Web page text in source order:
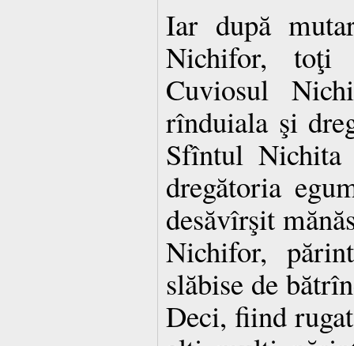
Iar după
Nichifor,
Cuviosul
rînduiala şi
Sfîntul
dregătoria
desăvîrşit
Nichifor,
slăbise de
Deci, fiind